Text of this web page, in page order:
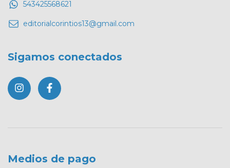
543425568621
editorialcorintios13@gmail.com
Sigamos conectados
Medios de pago